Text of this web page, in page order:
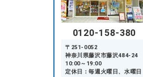
0120-158-380
〒251-0052
神奈川県藤沢市藤沢484-24
10:00～19:00
定休日：毎週火曜日、水曜日